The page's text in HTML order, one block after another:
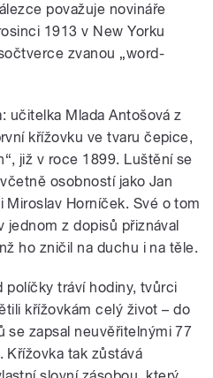
považuje novináře
1913 v New Yorku
zvanou „word-
učitelka Mlada Antošová z
křížovku ve tvaru čepice,
již v roce 1899. Luštění se
osobností jako Jan
Miroslav Horníček. Své o tom
jednom z dopisů přiznával
ho zničil na duchu i na těle.
políčky tráví hodiny, tvůrci
křížovkám celý život – do
se zapsal neuvěřitelnými 77
Křížovka tak zůstává